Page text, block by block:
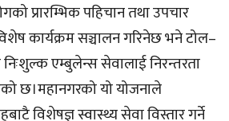
प्रारम्भिक पहिचान तथा उपचार
कार्यक्रम सञ्चालन गरिनेछ भने टोल–
निःशुल्क एम्बुलेन्स सेवालाई निरन्तरता
छ।महानगरको यो योजनाले
विशेषज्ञ स्वास्थ्य सेवा विस्तार गर्ने